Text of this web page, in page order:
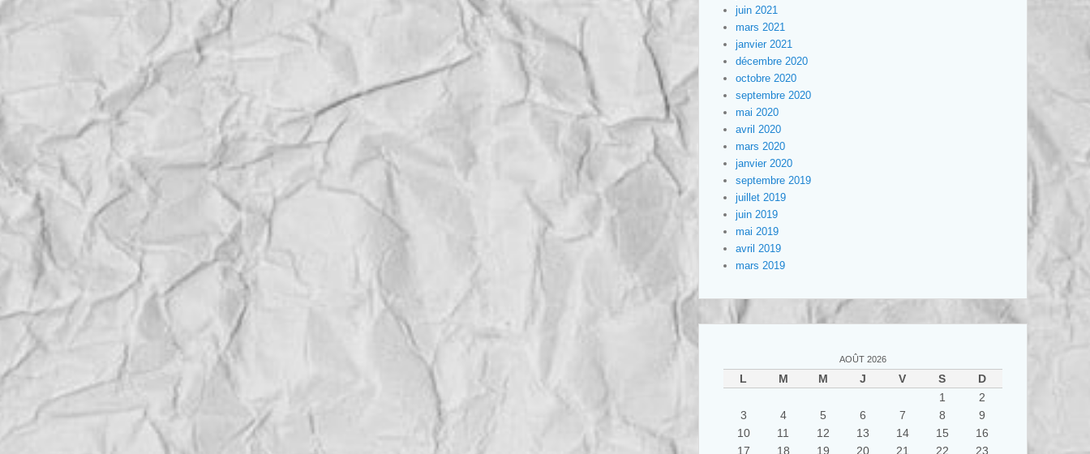
juin 2021
mars 2021
janvier 2021
décembre 2020
octobre 2020
septembre 2020
mai 2020
avril 2020
mars 2020
janvier 2020
septembre 2019
juillet 2019
juin 2019
mai 2019
avril 2019
mars 2019
AOÛT 2026
L M M J V S
D
1
2
3
4 5 6 7 8
9
10
11 12 13 14 15
16
17
18 19 20 21 22
23